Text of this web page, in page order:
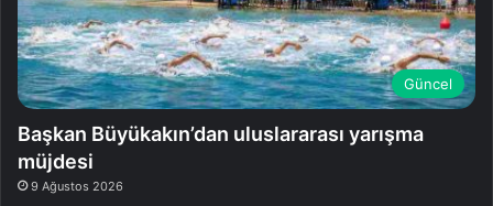
Güncel
Başkan Büyükakın’dan uluslararası yarışma
müjdesi
9 Ağustos 2026